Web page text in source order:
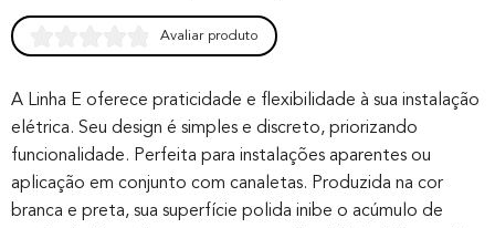
out of 0
based on
customer
rating
Avaliar produto
A Linha E oferece praticidade e flexibilidade à sua instalação
elétrica. Seu design é simples e discreto, priorizando
funcionalidade. Perfeita para instalações aparentes ou
aplicação em conjunto com canaletas. Produzida na cor
branca e preta, sua superfície polida inibe o acúmulo de